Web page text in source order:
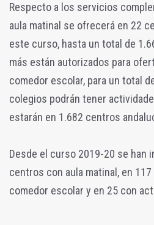
Respecto a los servicios
aula matinal se ofrecerá en 22
este curso, hasta un total de
más están autorizados para
comedor escolar, para un total
colegios podrán tener
estarán en 1.682 centros
Desde el curso 2019-20 se han
centros con aula matinal, en
comedor escolar y en 25 con